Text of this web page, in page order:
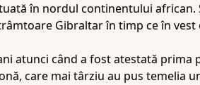
în nordul continentului african.
Gibraltar în timp ce în
atunci când a fost atestată
care mai târziu au pus temelia